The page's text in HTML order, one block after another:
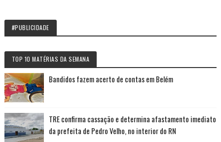
#PUBLICIDADE
TOP 10 MATÉRIAS DA SEMANA
Bandidos fazem acerto de contas em Belém
TRE confirma cassação e determina afastamento imediato
da prefeita de Pedro Velho, no interior do RN